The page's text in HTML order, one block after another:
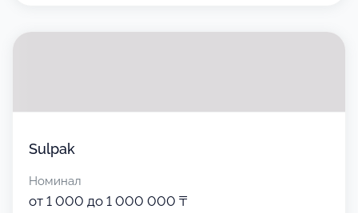
Sulpak
Номинал
от 1 000 до 1 000 000 ₸